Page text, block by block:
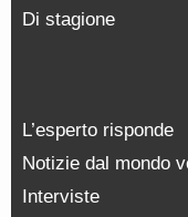
Di stagione
L’esperto risponde
Notizie dal mondo
Interviste